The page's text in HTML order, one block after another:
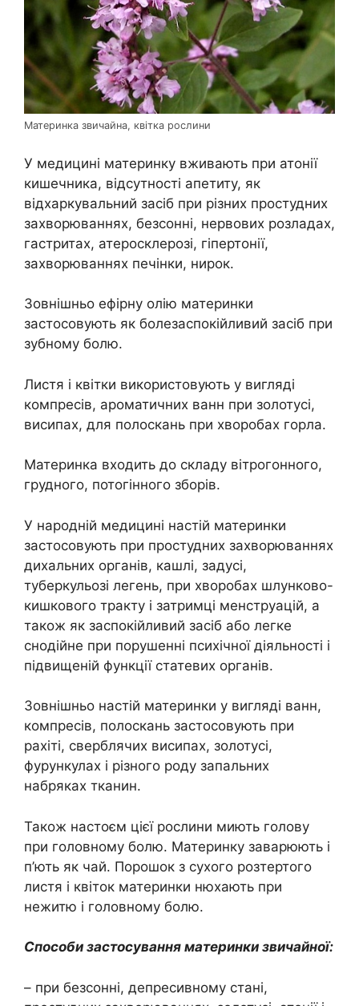
Материнка звичайна, квітка рослини
У медицині материнку вживають при атонії
кишечника, відсутності апетиту, як
відхаркувальний засіб при різних простудних
захворюваннях, безсонні, нервових розладах,
гастритах, атеросклерозі, гіпертонії,
захворюваннях печінки, нирок.
Зовнішньо ефірну олію материнки
застосовують як болезаспокійливий засіб при
зубному болю.
Листя і квітки використовують у вигляді
компресів, ароматичних ванн при золотусі,
висипах, для полоскань при хворобах горла.
Материнка входить до складу вітрогонного,
грудного, потогінного зборів.
У народній медицині настій материнки
застосовують при простудних захворюваннях
дихальних органів, кашлі, задусі,
туберкульозі легень, при хворобах шлунково-
кишкового тракту і затримці менструацій, а
також як заспокійливий засіб або легке
снодійне при порушенні психічної діяльності і
підвищеній функції статевих органів.
Зовнішньо настій материнки у вигляді ванн,
компресів, полоскань застосовують при
рахіті, сверблячих висипах, золотусі,
фурункулах і різного роду запальних
набряках тканин.
Також настоєм цієї рослини миють голову
при головному болю. Материнку заварюють і
п’ють як чай. Порошок з сухого розтертого
листя і квіток материнки нюхають при
нежитю і головному болю.
Способи застосування материнки звичайної:
– при безсонні, депресивному стані,